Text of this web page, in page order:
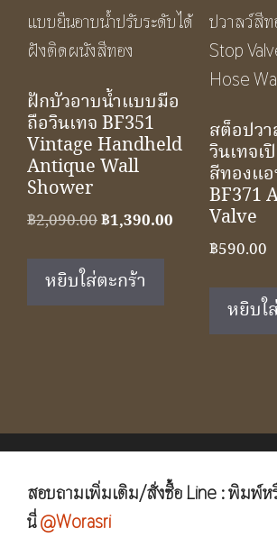
ฝักบัวอาบน้ำแบบมือ
ถือวินเทจ BF351
Vintage Handheld
Antique Wall
Shower
฿2,090.00Original
was:
฿2,090.00.
฿1,390.00 Current
฿1,390.00.
หยิบใส่ตะกร้า
สต็อปวา
วินเทจเ
สีทองแ
BF371
Valve
฿590.00
หยิบใ
สอบถามเพิ่มเติม/สั่งซื้อ Line : พิมพ์
นี่@Worasri